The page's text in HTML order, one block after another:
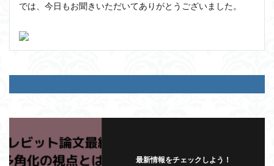
では、今日もお聞きいただいてありがとうございました。
最新情報をチェックしよう！